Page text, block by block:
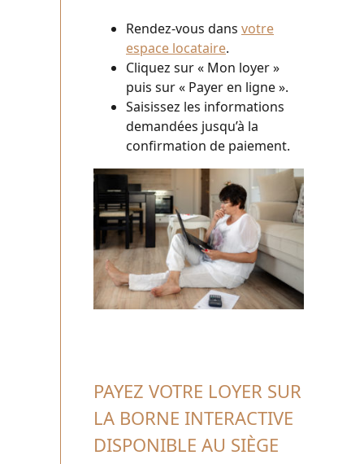
Rendez-vous dans votre
espace locataire.
Cliquez sur « Mon loyer »
puis sur « Payer en ligne ».
Saisissez les informations
demandées jusqu’à la
confirmation de paiement.
PAYEZ VOTRE LOYER SUR
LA BORNE INTERACTIVE
DISPONIBLE AU SIÈGE